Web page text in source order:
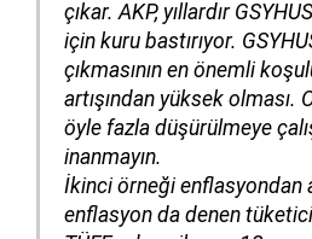
çıkar. AKP, yıllardır
için kuru bastırıyor.
çıkmasının en önemli
artışından yüksek olması.
öyle fazla düşürülmeye
inanmayın.
İkinci örneği enflasyondan
enflasyon da denen